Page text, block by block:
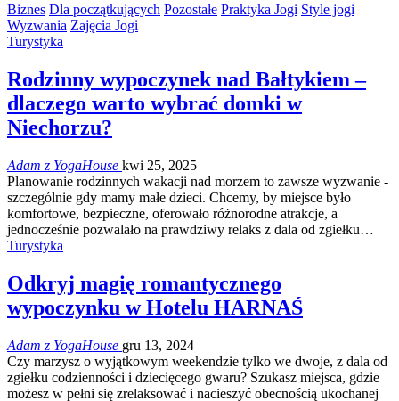
Biznes Dla początkujących Pozostałe Praktyka Jogi Style jogi
Wyzwania Zajęcia Jogi
Turystyka
Rodzinny wypoczynek nad Bałtykiem –
dlaczego warto wybrać domki w
Niechorzu?
Adam z YogaHouse kwi 25, 2025
Planowanie rodzinnych wakacji nad morzem to zawsze wyzwanie -
szczególnie gdy mamy małe dzieci. Chcemy, by miejsce było
komfortowe, bezpieczne, oferowało różnorodne atrakcje, a
jednocześnie pozwalało na prawdziwy relaks z dala od zgiełku…
Turystyka
Odkryj magię romantycznego
wypoczynku w Hotelu HARNAŚ
Adam z YogaHouse gru 13, 2024
Czy marzysz o wyjątkowym weekendzie tylko we dwoje, z dala od
zgiełku codzienności i dziecięcego gwaru? Szukasz miejsca, gdzie
możesz w pełni się zrelaksować i nacieszyć obecnością ukochanej